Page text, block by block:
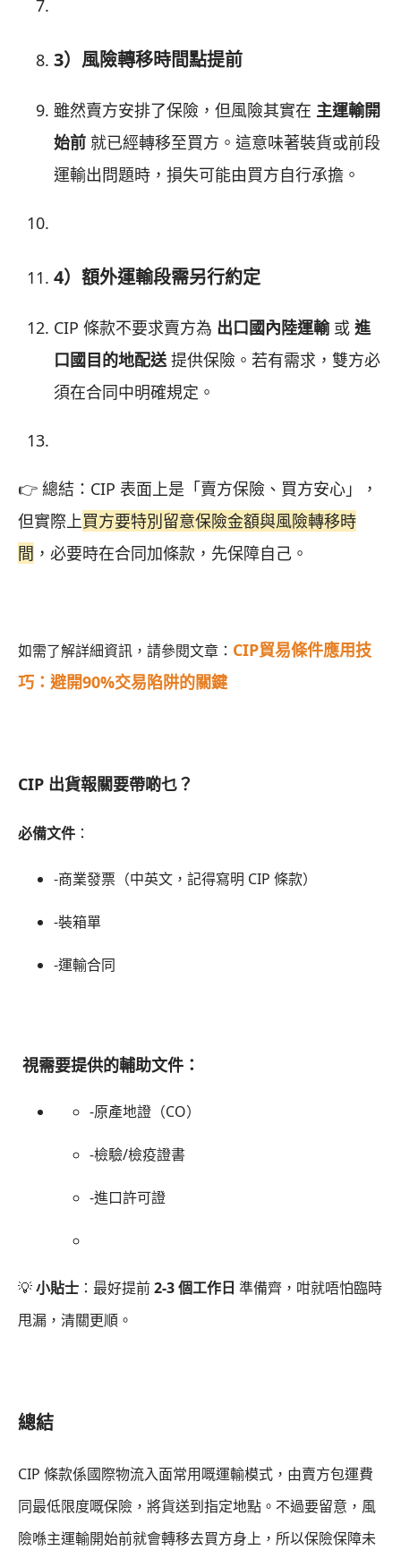
3）風險轉移時間點提前
雖然賣方安排了保險，但風險其實在 主運輸開
始前 就已經轉移至買方。這意味著裝貨或前段
運輸出問題時，損失可能由買方自行承擔。
4）額外運輸段需另行約定
CIP 條款不要求賣方為 出口國內陸運輸或 進
口國目的地配送提供保險。若有需求，雙方必
須在合同中明確規定。
👉 總結：CIP 表面上是「賣方保險、買方安心」，
但實際上買方要特別留意保險金額與風險轉移時
間 ，必要時在合同加條款，先保障自己。
如需了解詳細資訊，請參閱文章： CIP貿易條件應用技
巧：避開90%交易陷阱的關鍵
CIP 出貨報關要帶啲乜？
必備文件 ：
-商業發票（中英文，記得寫明 CIP 條款）
-裝箱單
-運輸合同
視需要提供的輔助文件 ：
-原產地證（CO）
-檢驗/檢疫證書
-進口許可證
💡小貼士 ：最好提前2-3 個工作日 準備齊，咁就唔怕臨時
甩漏，清關更順。
總結
CIP 條款係國際物流入面常用嘅運輸模式，由賣方包運費
同最低限度嘅保險，將貨送到指定地點。不過要留意，風
險喺主運輸開始前就會轉移去買方身上，所以保險保障未